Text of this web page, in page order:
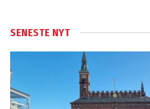
SENESTE NYT